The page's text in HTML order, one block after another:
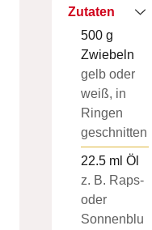
Zutaten
500 g
Zwiebeln
gelb oder
weiß, in
Ringen
geschnitten
22.5 ml Öl
z. B. Raps-
oder
Sonnenblu